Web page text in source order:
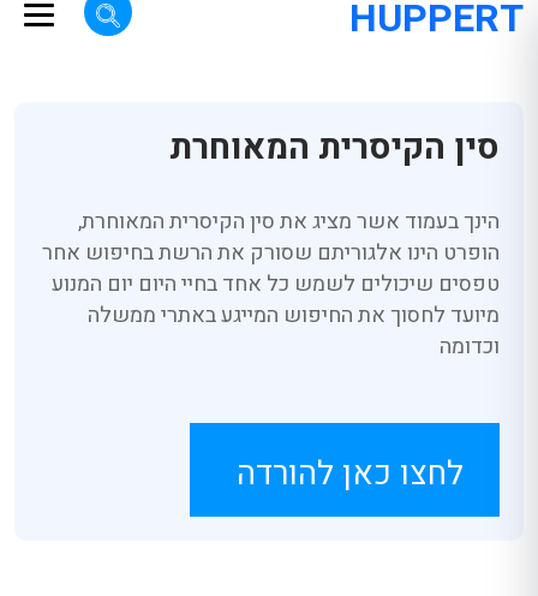
HUPPERT
סין הקיסרית המאוחרת
הינך בעמוד אשר מציג את סין הקיסרית המאוחרת,
הופרט הינו אלגוריתם שסורק את הרשת בחיפוש אחר
טפסים שיכולים לשמש כל אחד בחיי היום יום המנוע
מיועד לחסוך את החיפוש המייגע באתרי ממשלה
וכדומה
לחצו כאן להורדה